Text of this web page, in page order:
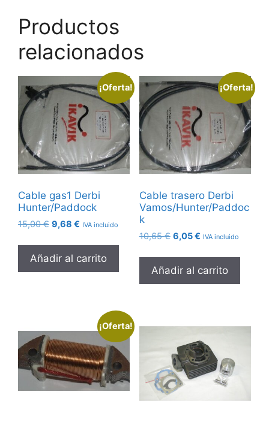
Productos
relacionados
¡Oferta!
Cable gas1 Derbi
Hunter/Paddock
15,00€ El
original
era:
15,00 €.
9,68 € El
actual
es:
9,68 €.
IVA incluido
Añadir al carrito
¡Oferta!
Cable trasero Derbi
Vamos/Hunter/Paddoc
k
10,65€ El
original
era:
10,65 €.
6,05€El
actual
es:
6,05 €.
IVA incluido
Añadir al carrito
¡Oferta!